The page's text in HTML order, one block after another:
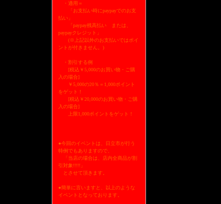
・適用＝
「お支払い時にpaypayでのお支
払い」
「paypay残高払い または、
paypayクレジット」
(※上記以外のお支払いではポイ
ントが付きません。)
・割引する例
[税込￥5,000のお買い物・ご購
入の場合]
￥5,000の20％＝1,000ポイント
をゲット！
[税込￥20,000のお買い物・ご購
入の場合]
上限1,000ポイントをゲット！
●今回のイベントは、日立市が行う
特例でもありますので、
「当店の場合は、店内全商品が割
引対象!!!!!」
とさせて頂きます。
●簡単に言いますと、以上のような
イベントとなっております。